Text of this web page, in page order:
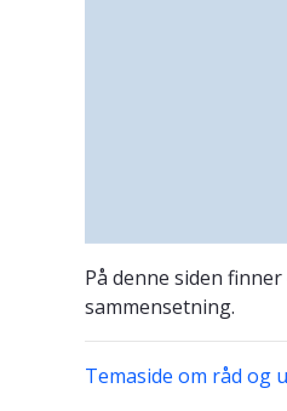
På denne siden
sammensetning.
Temaside om råd og